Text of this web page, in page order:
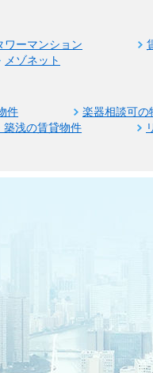
ワーマンション
メゾネット
件 楽器相談可の
築浅の賃貸物件